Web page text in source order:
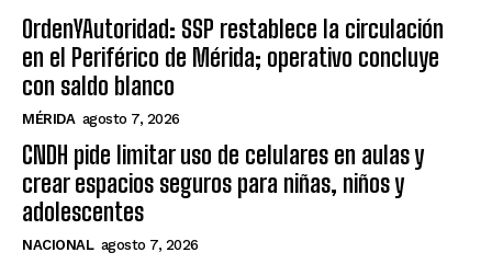
OrdenYAutoridad: SSP restablece la circulación
en el Periférico de Mérida; operativo concluye
con saldo blanco
MÉRIDA agosto 7, 2026
CNDH pide limitar uso de celulares en aulas y
crear espacios seguros para niñas, niños y
adolescentes
NACIONAL agosto 7, 2026